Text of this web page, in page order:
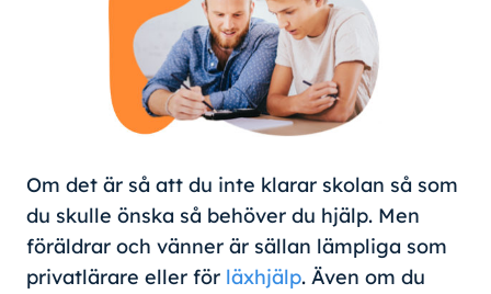
Om det är så att du inte klarar skolan så som
du skulle önska så behöver du hjälp. Men
föräldrar och vänner är sällan lämpliga som
privatlärare eller för läxhjälp. Även om du